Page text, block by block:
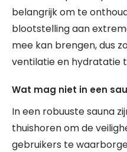
belangrijk om te
blootstelling aan
mee kan brengen, dus
ventilatie en hydratatie
Wat mag niet in een
In een robuuste sauna
thuishoren om de
gebruikers te